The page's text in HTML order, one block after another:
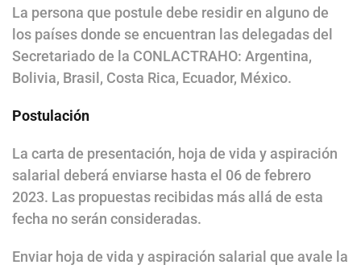
La persona que postule debe residir en alguno de
los países donde se encuentran las delegadas del
Secretariado de la CONLACTRAHO: Argentina,
Bolivia, Brasil, Costa Rica, Ecuador, México.
Postulación
La carta de presentación, hoja de vida y aspiración
salarial deberá enviarse hasta el 06 de febrero
2023. Las propuestas recibidas más allá de esta
fecha no serán consideradas.
Enviar hoja de vida y aspiración salarial que avale la